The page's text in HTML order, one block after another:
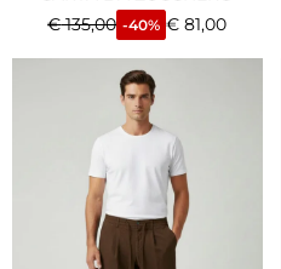
€135,00 -40% € 81,00